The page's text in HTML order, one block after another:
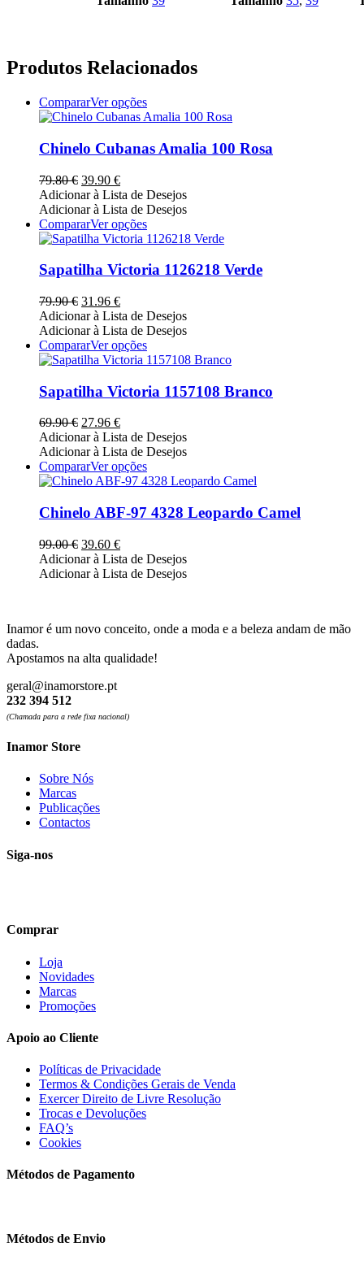
Produtos Relacionados
CompararVer opçõesThis
product
multiple
variants.
options
may
be
chosen
on
the
product
Chinelo Cubanas Amalia 100 Rosa
79.80€ O
preço
original
era:
79.80 €.
39.90 €O
preço
atual
é:
39.90 €.
Adicionar à Lista de Desejos
Adicionar à Lista de Desejos
CompararVer opçõesThis
product
multiple
options
may
be
chosen
on
the
product
Sapatilha Victoria 1126218 Verde
79.90€ O
preço
original
era:
79.90 €.
31.96 €O
preço
atual
é:
31.96 €.
Adicionar à Lista de Desejos
Adicionar à Lista de Desejos
CompararVer opçõesThis
product
multiple
variants.
options
may
be
chosen
on
the
product
Sapatilha Victoria 1157108 Branco
69.90€ O
preço
original
era:
69.90 €.
27.96 €O
preço
atual
é:
27.96 €.
Adicionar à Lista de Desejos
Adicionar à Lista de Desejos
CompararVer opçõesThis
product
multiple
options
may
the
page
Chinelo ABF-97 4328 Leopardo Camel
99.00€ O
preço
original
39.60 €O
preço
atual
Adicionar à Lista de Desejos
Adicionar à Lista de Desejos
Inamor é um novo conceito, onde a moda e a beleza andam de mão
dadas.
Apostamos na alta qualidade!
geral@inamorstore.pt
232 394 512
(Chamada para a rede fixa nacional)
Inamor Store
Sobre Nós
Marcas
Publicações
Contactos
Siga-nos
Comprar
Loja
Novidades
Marcas
Promoções
Apoio ao Cliente
Políticas de Privacidade
Termos & Condições Gerais de Venda
Exercer Direito de Livre Resolução
Trocas e Devoluções
FAQ’s
Cookies
Métodos de Pagamento
Métodos de Envio